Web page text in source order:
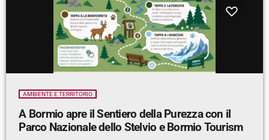
AMBIENTE E TERRITORIO
A Bormio apre il Sentiero della Purezza con il
Parco Nazionale dello Stelvio e Bormio Tourism